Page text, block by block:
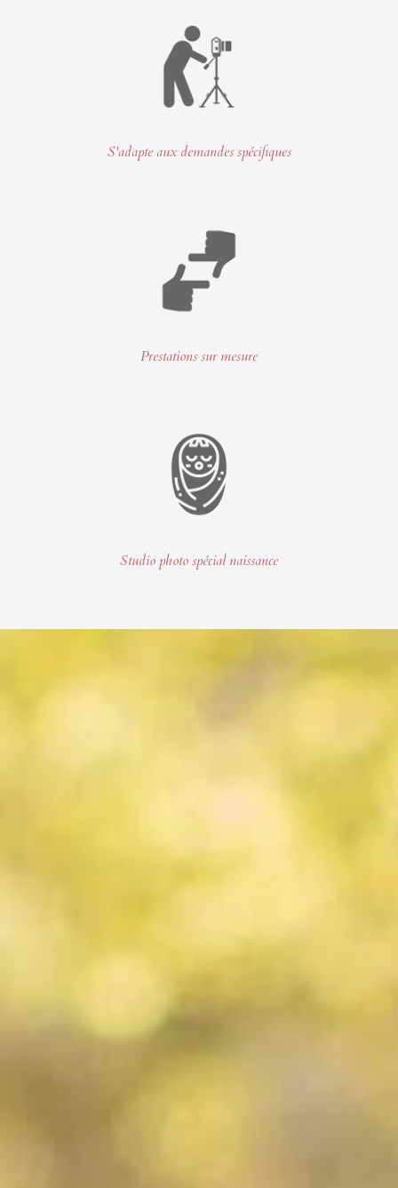
S'adapte aux demandes spécifiques
Prestations sur mesure
Studio photo spécial naissance